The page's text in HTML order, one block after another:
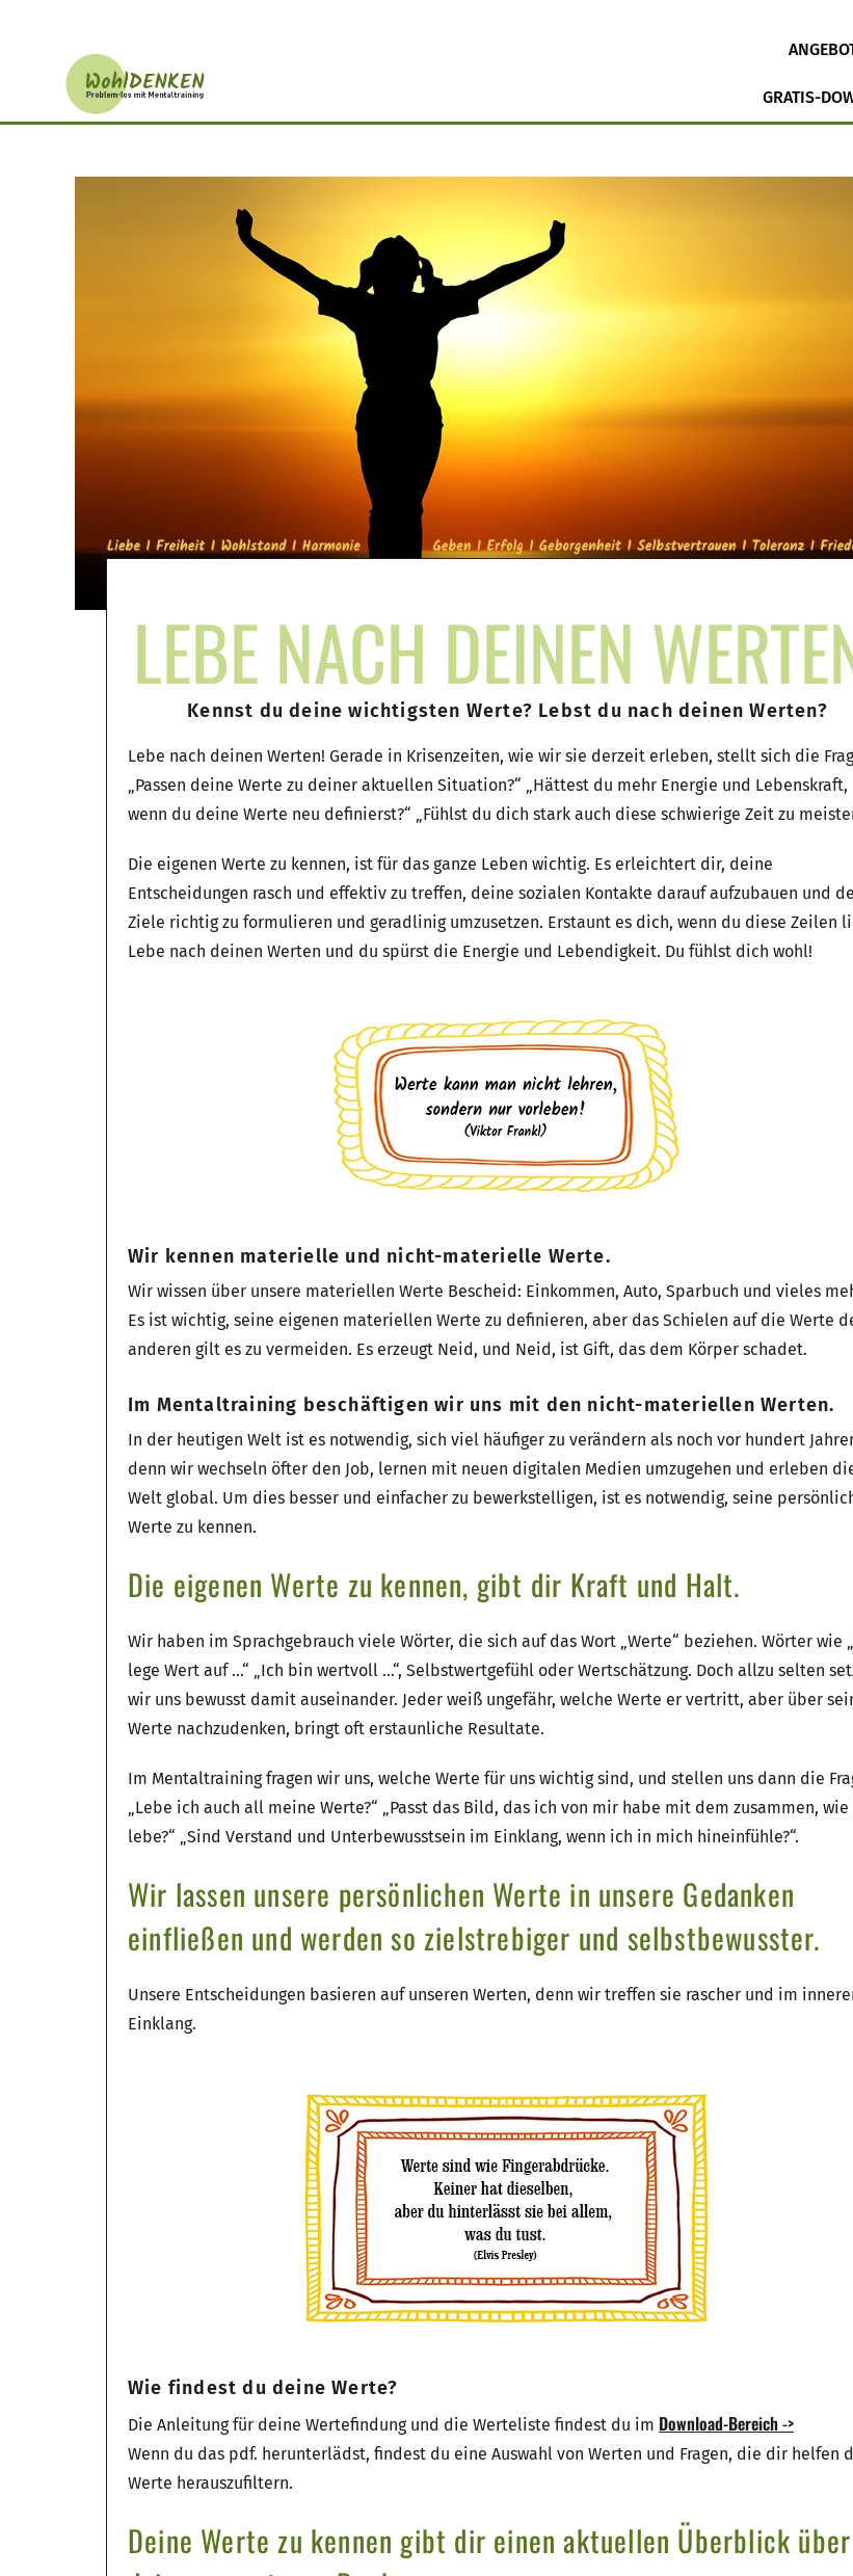
GRATIS-
LEBE NACH DEINEN
Kennst du deine wichtigsten Werte? Lebst du nach deinen Werten?
Lebe nach deinen Werten! Gerade in Krisenzeiten, wie wir sie derzeit erleben, stellt sich die
„Passen deine Werte zu deiner aktuellen Situation?“ „Hättest du mehr Energie und Lebenskraft,
wenn du deine Werte neu definierst?“ „Fühlst du dich stark auch diese schwierige Zeit zu
Die eigenen Werte zu kennen, ist für das ganze Leben wichtig. Es erleichtert dir, deine
Entscheidungen rasch und effektiv zu treffen, deine sozialen Kontakte darauf aufzubauen und
Ziele richtig zu formulieren und geradlinig umzusetzen. Erstaunt es dich, wenn du diese Zeilen
Lebe nach deinen Werten und du spürst die Energie und Lebendigkeit. Du fühlst dich wohl!
Wir kennen materielle und nicht-materielle Werte.
Wir wissen über unsere materiellen Werte Bescheid: Einkommen, Auto, Sparbuch und vieles
Es ist wichtig, seine eigenen materiellen Werte zu definieren, aber das Schielen auf die Werte
anderen gilt es zu vermeiden. Es erzeugt Neid, und Neid, ist Gift, das dem Körper schadet.
Im Mentaltraining beschäftigen wir uns mit den nicht-materiellen Werten.
In der heutigen Welt ist es notwendig, sich viel häufiger zu verändern als noch vor hundert
denn wir wechseln öfter den Job, lernen mit neuen digitalen Medien umzugehen und erleben
Welt global. Um dies besser und einfacher zu bewerkstelligen, ist es notwendig, seine
Werte zu kennen.
Die eigenen Werte zu kennen, gibt dir Kraft und Halt.
Wir haben im Sprachgebrauch viele Wörter, die sich auf das Wort „Werte“ beziehen. Wörter wie
lege Wert auf …“ „Ich bin wertvoll …“, Selbstwertgefühl oder Wertschätzung. Doch allzu selten
wir uns bewusst damit auseinander. Jeder weiß ungefähr, welche Werte er vertritt, aber über
Werte nachzudenken, bringt oft erstaunliche Resultate.
Im Mentaltraining fragen wir uns, welche Werte für uns wichtig sind, und stellen uns dann die
„Lebe ich auch all meine Werte?“ „Passt das Bild, das ich von mir habe mit dem zusammen, wie
lebe?“ „Sind Verstand und Unterbewusstsein im Einklang, wenn ich in mich hineinfühle?“.
Wir lassen unsere persönlichen Werte in unsere Gedanken
einfließen und werden so zielstrebiger und selbstbewusster.
Unsere Entscheidungen basieren auf unseren Werten, denn wir treffen sie rascher und im
Einklang.
Wie findest du deine Werte?
Die Anleitung für deine Wertefindung und die Werteliste findest du im Download-Bereich->
Wenn du das pdf. herunterlädst, findest du eine Auswahl von Werten und Fragen, die dir helfen
Werte herauszufiltern.
Deine Werte zu kennen gibt dir einen aktuellen Überblick über